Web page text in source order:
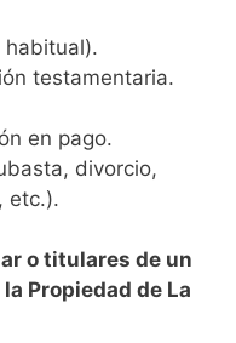
habitual).
testamentaria.
en pago.
divorcio,
etc.).
o titulares de un
Propiedad de La